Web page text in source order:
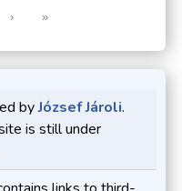
› »
byJózsef Jároli.
is still under